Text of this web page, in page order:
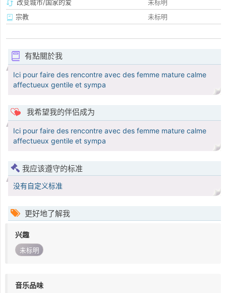
改变城市/国家的爱
未标明
宗教
未标明
有點關於我
Ici pour faire des rencontre avec des femme mature calme
affectueux gentile et sympa
我希望我的伴侣成为
Ici pour faire des rencontre avec des femme mature calme
affectueux gentile et sympa
我应该遵守的标准
没有自定义标准
更好地了解我
兴趣
未标明
音乐品味